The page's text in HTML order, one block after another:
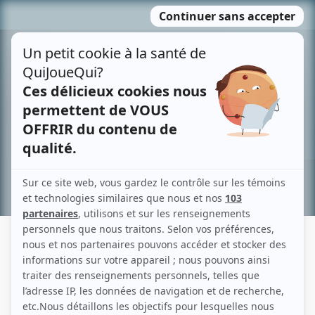
MENU
contenu
Recherche avancée »
MARYSE BEAUREGARD
Liens
Fiche de Maryse Beauregard sur Showbizz.net